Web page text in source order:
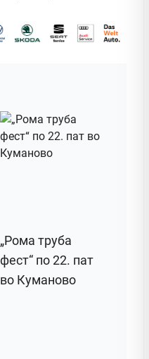
„Рома труба
фест“ по 22. пат
во Куманово